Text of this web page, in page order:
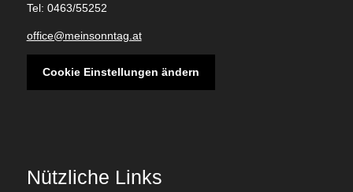
Tel: 0463/55252
office@meinsonntag.at
Cookie Einstellungen ändern
Nützliche Links